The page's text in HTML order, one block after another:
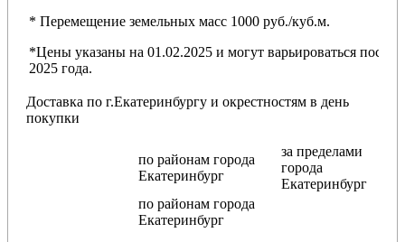
* Перемещение земельных масс 1000 руб./куб.м.
*Цены указаны на 01.02.2025 и могут варьироваться после
2025 года.
Доставка по г.Екатеринбургу и окрестностям в день
покупки
по районам города
Екатеринбург
за пределами
города
Екатеринбург
по районам города
Екатеринбург